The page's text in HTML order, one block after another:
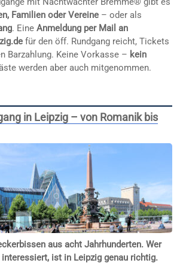
Familien oder Vereine– oder als
. Eine Anmeldung per Mail an
für den öff. Rundgang reicht, Tickets
Barzahlung. Keine Vorkasse – kein
werden aber auch mitgenommen.
in Leipzig – von Romanik bis
aus acht Jahrhunderten. Wer
ist in Leipzig genau richtig.